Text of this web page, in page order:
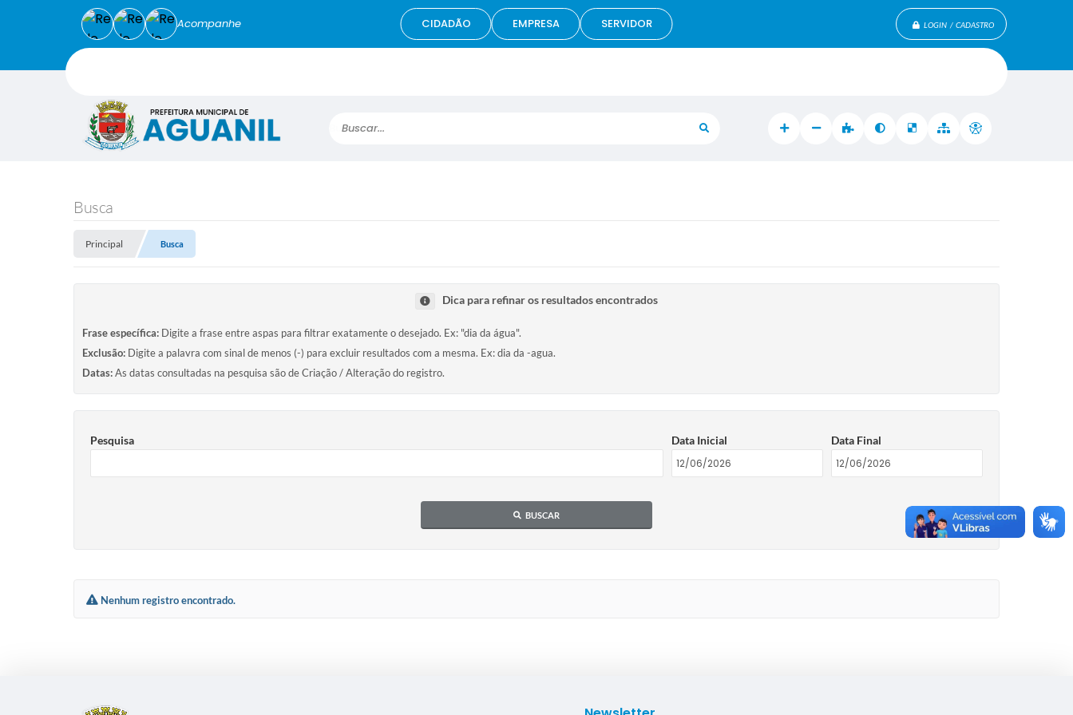
LOGIN / CADASTRO
Buscar...
Acompanhe CIDADÃO EMPRESA SERVIDOR
Busca
Principal Busca
Dica para refinar os resultados encontrados
Frase específica: Digite a frase entre aspas para filtrar exatamente o desejado. Ex: "dia da água".
Exclusão: Digite a palavra com sinal de menos (-) para excluir resultados com a mesma. Ex: dia da -agua.
Datas:As datas consultadas na pesquisa são de Criação / Alteração do registro.
Pesquisa Data Inicial Data Final
BUSCAR
Nenhum registro encontrado.